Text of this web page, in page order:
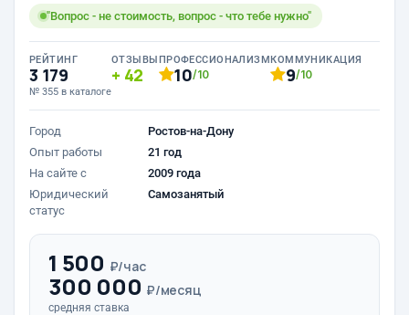
"Вопрос - не стоимость, вопрос - что тебе нужно"
РЕЙТИНГ
3 179
№ 355 в каталоге
ОТЗЫВЫ
42
ПРОФЕССИОНАЛИЗМ
10/10
КОММУНИКАЦИЯ
9/10
Город
Ростов-на-Дону
Опыт работы
21 год
На сайте с
2009 года
Юридический
статус
Самозанятый
1 500 ₽/час
300 000 ₽/месяц
средняя ставка